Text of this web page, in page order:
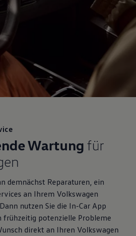
Wartung für
demnächst Reparaturen, ein
an Ihrem Volkswagen
nutzen Sie die In-Car App
frühzeitig potenzielle Probleme
direkt an Ihren Volkswagen